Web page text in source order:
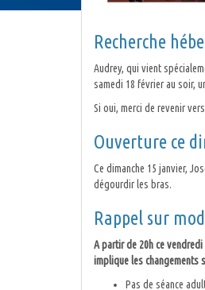
Recherche
Audrey, qui vient
samedi 18 février au soir,
Si oui, merci de revenir
Ouverture ce
Ce dimanche 15 janvier,
dégourdir les bras.
Rappel sur
A partir de 20h ce
implique les changements
Pas de séance